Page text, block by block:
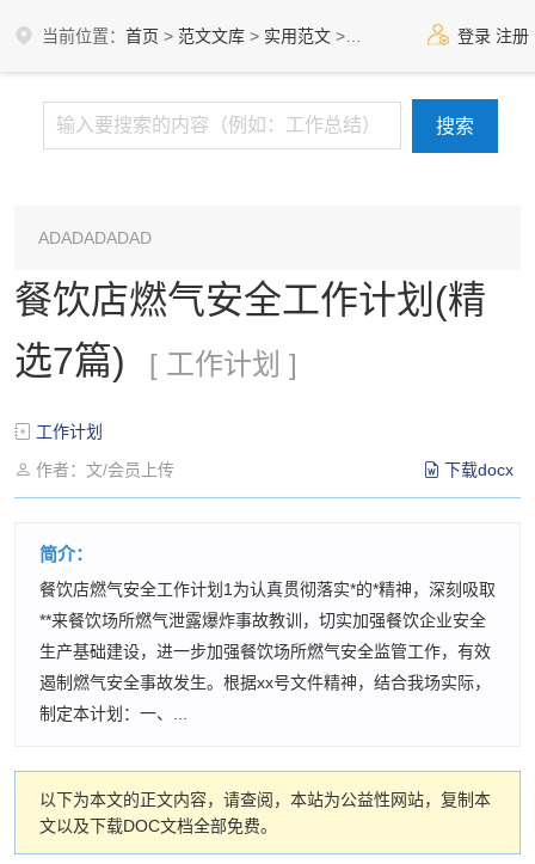
当前位置： 首页 > 范文文库 > 实用范文 > 登录 注册
ADADADADAD
餐饮店燃气安全工作计划(精
选7篇)
[ 工作计划 ]
工作计划
作者：文/会员上传
下载docx
简介：
餐饮店燃气安全工作计划1为认真贯彻落实*的*精神，深刻吸取
**来餐饮场所燃气泄露爆炸事故教训，切实加强餐饮企业安全
生产基础建设，进一步加强餐饮场所燃气安全监管工作，有效
遏制燃气安全事故发生。根据xx号文件精神，结合我场实际，
制定本计划：一、...
以下为本文的正文内容，请查阅，本站为公益性网站，复制本
文以及下载DOC文档全部免费。